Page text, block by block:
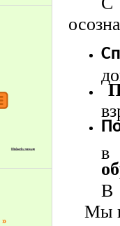
»
в
В
Мы